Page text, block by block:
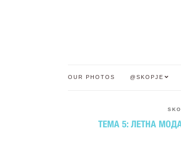
OUR PHOTOS @SKOPJE
ТЕМА 5: ЛЕТНА МОДА |